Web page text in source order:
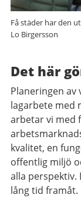
Få städer har den
Lo Birgersson
Det här
Planeringen
lagarbete med
arbetar vi med
kvalitet, en
offentlig miljö
alla perspektiv.
lång tid framåt.